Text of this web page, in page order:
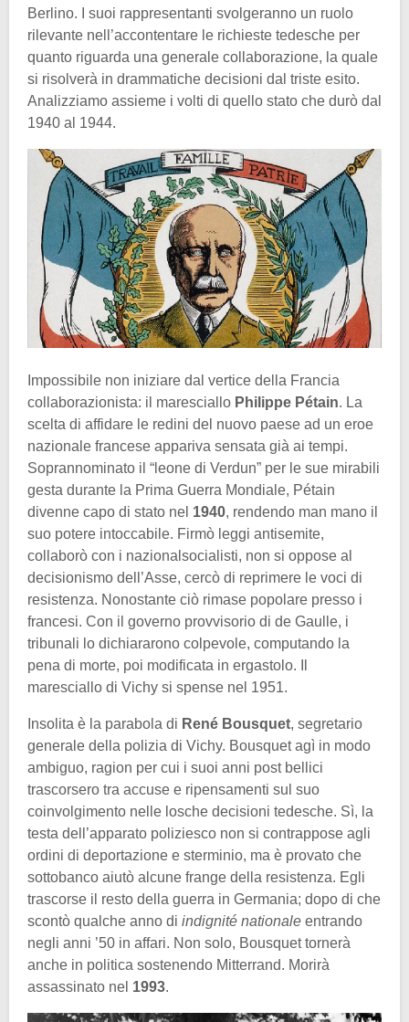
Berlino. I suoi rappresentanti svolgeranno un ruolo
rilevante nell’accontentare le richieste tedesche per
quanto riguarda una generale collaborazione, la quale
si risolverà in drammatiche decisioni dal triste esito.
Analizziamo assieme i volti di quello stato che durò dal
1940 al 1944.
Impossibile non iniziare dal vertice della Francia
collaborazionista: il maresciallo Philippe Pétain. La
scelta di affidare le redini del nuovo paese ad un eroe
nazionale francese appariva sensata già ai tempi.
Soprannominato il “leone di Verdun” per le sue mirabili
gesta durante la Prima Guerra Mondiale, Pétain
divenne capo di stato nel 1940, rendendo man mano il
suo potere intoccabile. Firmò leggi antisemite,
collaborò con i nazionalsocialisti, non si oppose al
decisionismo dell’Asse, cercò di reprimere le voci di
resistenza. Nonostante ciò rimase popolare presso i
francesi. Con il governo provvisorio di de Gaulle, i
tribunali lo dichiararono colpevole, computando la
pena di morte, poi modificata in ergastolo. Il
maresciallo di Vichy si spense nel 1951.
Insolita è la parabola di René Bousquet, segretario
generale della polizia di Vichy. Bousquet agì in modo
ambiguo, ragion per cui i suoi anni post bellici
trascorsero tra accuse e ripensamenti sul suo
coinvolgimento nelle losche decisioni tedesche. Sì, la
testa dell’apparato poliziesco non si contrappose agli
ordini di deportazione e sterminio, ma è provato che
sottobanco aiutò alcune frange della resistenza. Egli
trascorse il resto della guerra in Germania; dopo di che
scontò qualche anno di indignité nationale entrando
negli anni ’50 in affari. Non solo, Bousquet tornerà
anche in politica sostenendo Mitterrand. Morirà
assassinato nel 1993.